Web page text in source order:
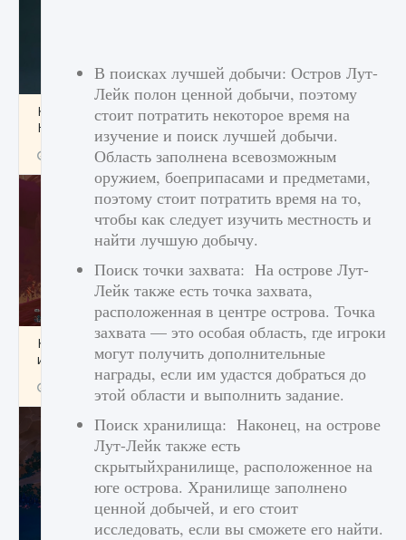
Как проверить статус сервера Delta Force
Hawk Ops
9 августа 2024 1 286 0 0
Как приручить существ джунглей Нари в
игре Creatures of Ava
9 августа 2024 1 218
В поисках лучшей добычи: Остров Лут-
Лейк полон ценной добычи, поэтому
стоит потратить некоторое время на
изучение и поиск лучшей добычи.
Область заполнена всевозможным
оружием, боеприпасами и предметами,
поэтому стоит потратить время на то,
чтобы как следует изучить местность и
найти лучшую добычу.
Поиск точки захвата: На острове Лут-
Лейк также есть точка захвата,
расположенная в центре острова. Точка
захвата — это особая область, где игроки
могут получить дополнительные
награды, если им удастся добраться до
этой области и выполнить задание.
Поиск хранилища: Наконец, на острове
Лут-Лейк также есть
скрытыйхранилище, расположенное на
юге острова. Хранилище заполнено
ценной добычей, и его стоит
исследовать, если вы сможете его найти.